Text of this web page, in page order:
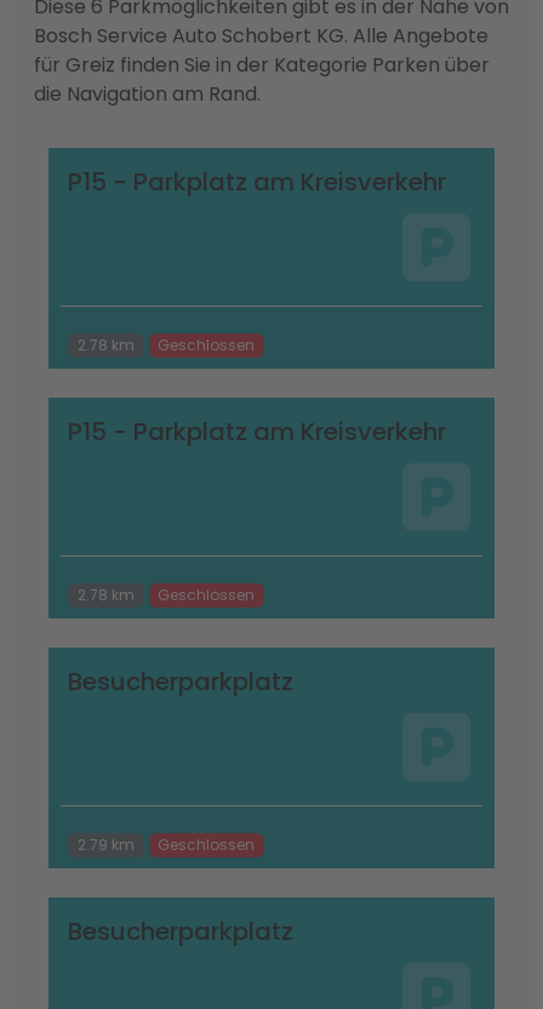
Diese 6 Parkmöglichkeiten gibt es in der Nähe von
Bosch Service Auto Schobert KG. Alle Angebote
für Greiz finden Sie in der Kategorie Parken über
die Navigation am Rand.
P15 - Parkplatz am Kreisverkehr
2.78 km Geschlossen
P15 - Parkplatz am Kreisverkehr
2.78 km Geschlossen
Besucherparkplatz
2.79 km Geschlossen
Besucherparkplatz